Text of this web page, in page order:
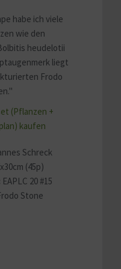
habe ich viele
wie den
heudelotii
liegt
Frodo
(Pflanzen +
kaufen
Schreck
(45p)
EAPLC 20 #15
Stone